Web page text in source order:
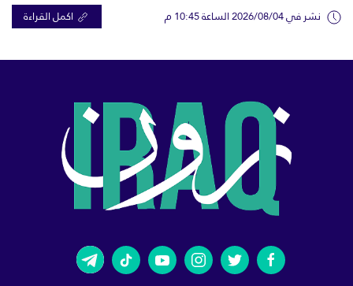
نشر في 2026/08/04 الساعة 10:45 م اكمل القراءة